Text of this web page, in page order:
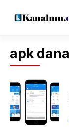
apk dana